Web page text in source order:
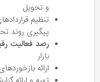
و تحویل
تنظیم
پیگیری روند
رصد فعالیت
بازار
ارائه